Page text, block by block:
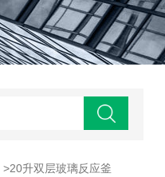
>20升双层玻璃反应釜